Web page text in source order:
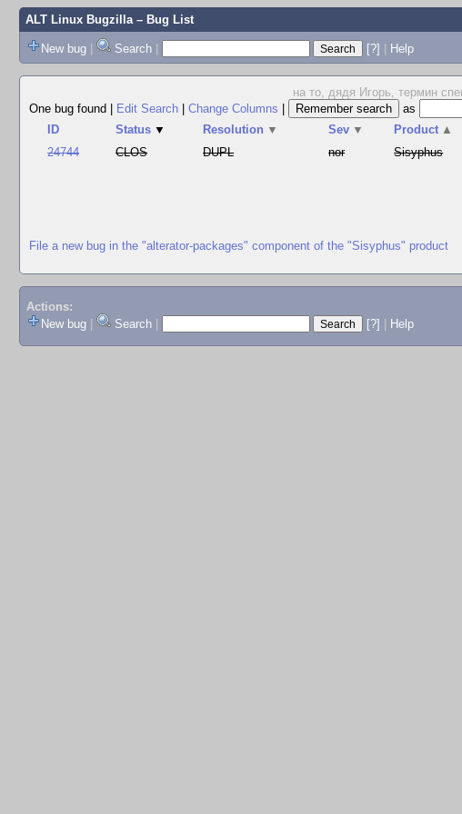
ALT Linux Bugzilla– Bug List
New bug | Search | [?] | Help
на то, дядя Игорь, термин
One bug found
Edit Search Change Columns
as
ID
Status ▼ Resolution ▼ Sev ▼ Product ▲
24744
CLOS DUPL nor Sisyphus
File a new bug in the "alterator-packages" component of the "Sisyphus" product
Actions:
New bug
Search [?] Help